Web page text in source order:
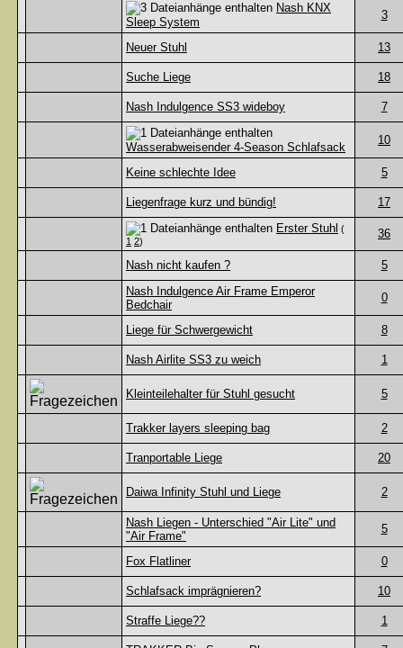
Nash KNX
Sleep System
3
Neuer Stuhl 13
Suche Liege 18
Nash Indulgence SS3 wideboy 7
Wasserabweisender 4-Season Schlafsack
10
Keine schlechte Idee 5
Liegenfrage kurz und bündig!
17
Erster Stuhl (
1 2)
36
Nash nicht kaufen ?
5
Nash Indulgence Air Frame Emperor
Bedchair
0
Liege für Schwergewicht 8
Nash Airlite SS3 zu weich 1
Kleinteilehalter für Stuhl gesucht 5
Trakker layers sleeping bag 2
Tranportable Liege 20
Daiwa Infinity Stuhl und Liege 2
Nash Liegen - Unterschied "Air Lite" und
"Air Frame"
5
Fox Flatliner 0
Schlafsack imprägnieren? 10
Straffe Liege?? 1